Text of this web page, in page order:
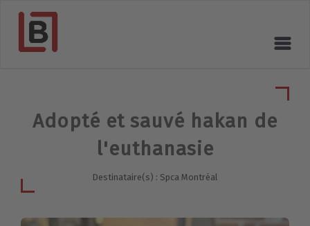
Adopté et sauvé hakan de
l'euthanasie
Destinataire(s) : Spca Montréal